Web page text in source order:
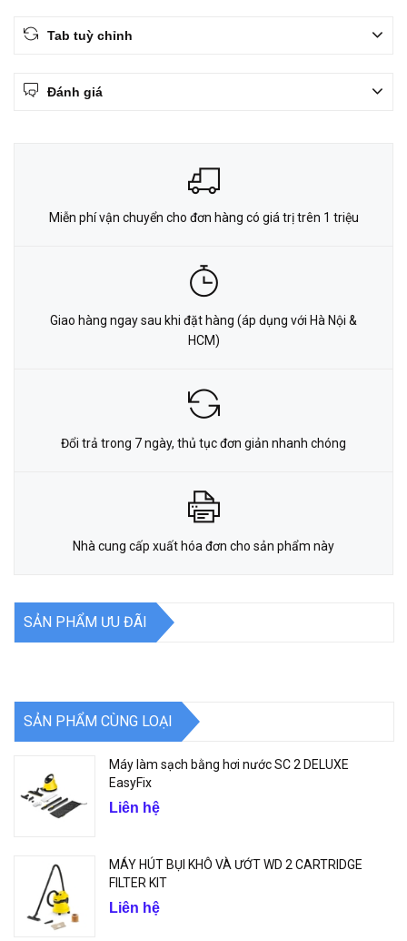
Tab tuỳ chỉnh
Đánh giá
Miễn phí vận chuyển cho đơn hàng có giá trị trên 1 triệu
Giao hàng ngay sau khi đặt hàng (áp dụng với Hà Nội &
HCM)
Đổi trả trong 7 ngày, thủ tục đơn giản nhanh chóng
Nhà cung cấp xuất hóa đơn cho sản phẩm này
SẢN PHẨM ƯU ĐÃI
SẢN PHẨM CÙNG LOẠI
Máy làm sạch bằng hơi nước SC 2 DELUXE
EasyFix
Liên hệ
MÁY HÚT BỤI KHÔ VÀ ƯỚT WD 2 CARTRIDGE
FILTER KIT
Liên hệ